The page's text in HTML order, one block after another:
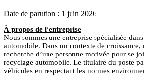
Date de parution : 1 juin 2026
À propos de l’entreprise
Nous sommes une entreprise spécialisée
automobile. Dans un contexte de croissance,
recherche d’une personne motivée pour se
recyclage automobile. Le titulaire du poste
véhicules en respectant les normes